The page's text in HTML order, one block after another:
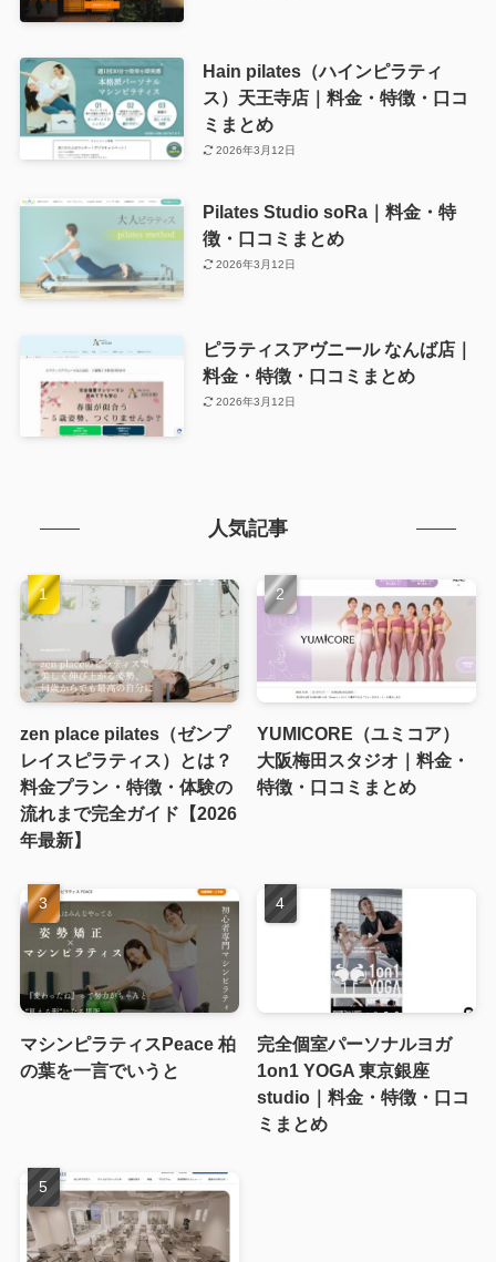
Hain pilates（ハインピラティ
ス）天王寺店｜料金・特徴・口コ
ミまとめ
2026年3月12日
Pilates Studio soRa｜料金・特
徴・口コミまとめ
2026年3月12日
ピラティスアヴニール なんば店｜
料金・特徴・口コミまとめ
2026年3月12日
人気記事
zen place pilates（ゼンプ
レイスピラティス）とは？
料金プラン・特徴・体験の
流れまで完全ガイド【2026
年最新】
YUMICORE（ユミコア）
大阪梅田スタジオ｜料金・
特徴・口コミまとめ
マシンピラティスPeace 柏
の葉を一言でいうと
完全個室パーソナルヨガ
1on1 YOGA 東京銀座
studio｜料金・特徴・口コ
ミまとめ